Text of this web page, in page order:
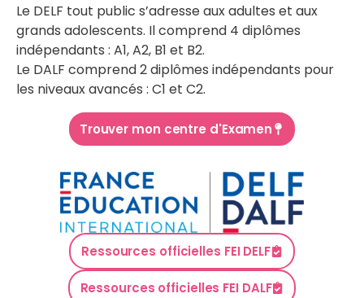
Ressources officielles FEI DELF
Ressources officielles FEI DALF
Le DELF tout public s’adresse aux adultes et aux
grands adolescents. Il comprend 4 diplômes
indépendants : A1, A2, B1 et B2.
Le DALF comprend 2 diplômes indépendants pour
les niveaux avancés : C1 et C2.
Trouver mon centre d'Examen